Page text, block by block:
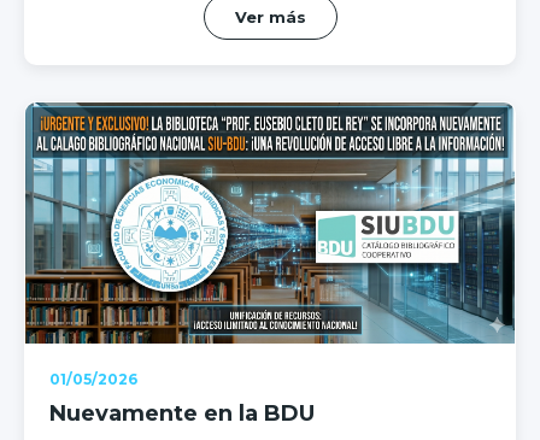
Ver más
01/05/2026
Nuevamente en la BDU